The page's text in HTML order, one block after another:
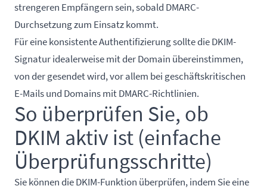
strengeren Empfängern sein, sobald DMARC-
Durchsetzung zum Einsatz kommt.
Für eine konsistente Authentifizierung sollte die DKIM-
Signatur idealerweise mit der Domain übereinstimmen,
von der gesendet wird, vor allem bei geschäftskritischen
E-Mails und Domains mit DMARC-Richtlinien.
So überprüfen Sie, ob
DKIM aktiv ist (einfache
Überprüfungsschritte)
Sie können die DKIM-Funktion überprüfen, indem Sie eine